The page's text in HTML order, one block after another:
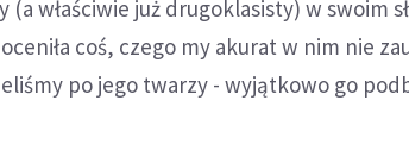
właściwie już drugoklasisty) w swoim
coś, czego my akurat w nim nie
po jego twarzy - wyjątkowo go